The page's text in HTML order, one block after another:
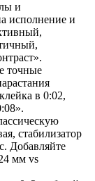
и
исполнение и
точные
в 0:02,
стабилизатор
Добавляйте
мм vs